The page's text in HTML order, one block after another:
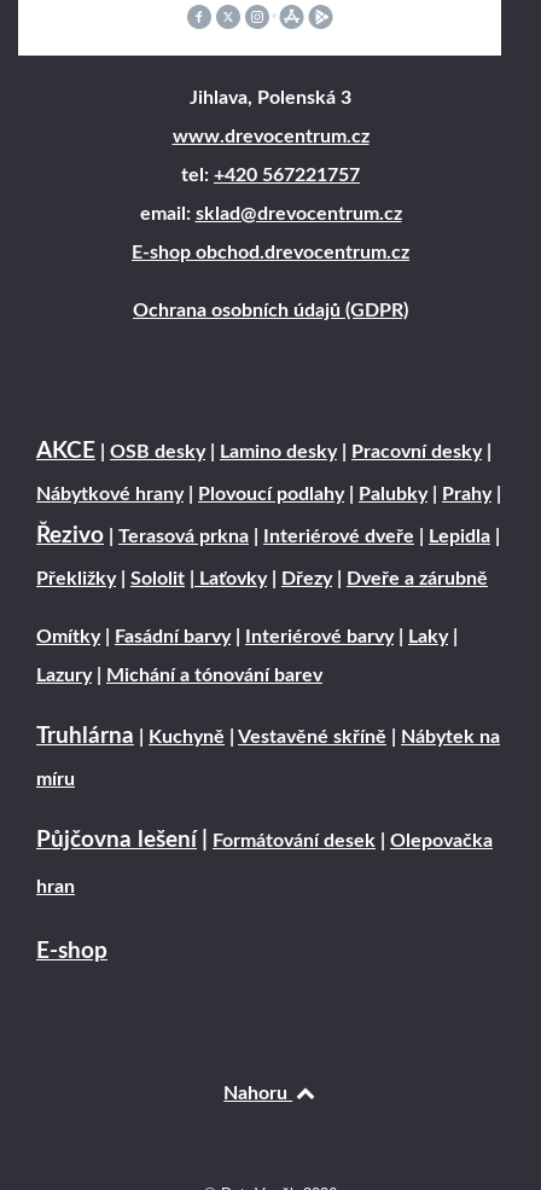
Jihlava, Polenská 3
www.drevocentrum.cz
tel: +420 567221757
email: sklad@drevocentrum.cz
E-shop obchod.drevocentrum.cz
Ochrana osobních údajů (GDPR)
AKCE OSB desky| Lamino desky| Pracovní desky|
Nábytkové hrany| Plovoucí podlahy| Palubky| Prahy|
Řezivo Terasová prkna Interiérové dveře Lepidla
Překližky| Sololit Laťovky| Dřezy| Dveře a zárubně
Omítky| Fasádní barvy| Interiérové barvy| Laky|
Lazury| Michání a tónování barev
Truhlárna Kuchyně Vestavěné skříně Nábytek na
míru
Půjčovna lešení Formátování desek Olepovačka
hran
E-shop
Nahoru